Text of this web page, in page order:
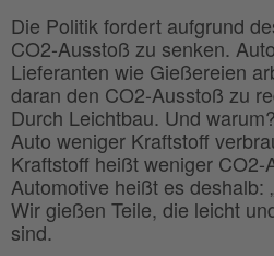
Die Politik fordert aufgrund
CO2-Ausstoß zu senken.
Lieferanten wie Gießereien
daran den CO2-Ausstoß zu
Durch Leichtbau. Und
Auto weniger Kraftstoff
Kraftstoff heißt weniger
Automotive heißt es deshalb:
Wir gießen Teile, die leicht
sind.